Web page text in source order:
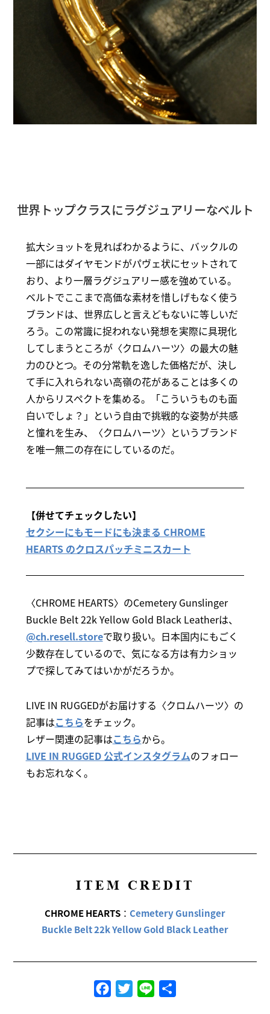
世界トップクラスにラグジュアリーなベルト
拡大ショットを見ればわかるように、バックルの
一部にはダイヤモンドがパヴェ状にセットされて
おり、より一層ラグジュアリー感を強めている。
ベルトでここまで高価な素材を惜しげもなく使う
ブランドは、世界広しと言えどもないに等しいだ
ろう。この常識に捉われない発想を実際に具現化
してしまうところが〈クロムハーツ〉の最大の魅
力のひとつ。その分常軌を逸した価格だが、決し
て手に入れられない高嶺の花があることは多くの
人からリスペクトを集める。「こういうものも面
白いでしょ？」という自由で挑戦的な姿勢が共感
と憧れを生み、〈クロムハーツ〉というブランド
を唯一無二の存在にしているのだ。
【併せてチェックしたい】
セクシーにもモードにも決まる CHROME
HEARTS のクロスパッチミニスカート
〈CHROME HEARTS〉のCemetery Gunslinger
Buckle Belt 22k Yellow Gold Black Leatherは、
@ch.resell.storeで取り扱い。日本国内にもごく
少数存在しているので、気になる方は有力ショッ
プで探してみてはいかがだろうか。
LIVE IN RUGGEDがお届けする〈クロムハーツ〉の
記事はこちらをチェック。
レザー関連の記事はこちらから。
LIVE IN RUGGED 公式インスタグラムのフォロー
もお忘れなく。
ITEM CREDIT
CHROME HEARTS： Cemetery Gunslinger
Buckle Belt 22k Yellow Gold Black Leather
FacebookTwitterLine